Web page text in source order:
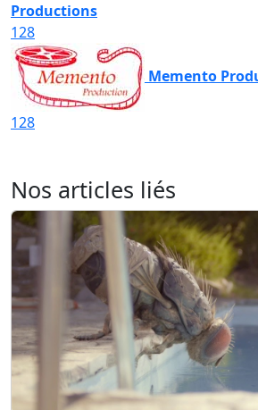
Productions
128
Memento
128
Nos articles liés